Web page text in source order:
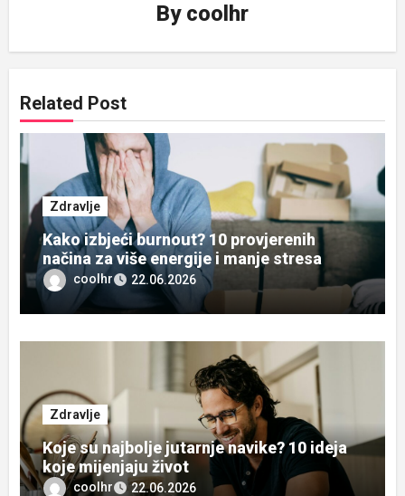
By coolhr
Related Post
Zdravlje
Kako izbjeći burnout? 10 provjerenih
načina za više energije i manje stresa
coolhr 22.06.2026
Zdravlje
Koje su najbolje jutarnje navike? 10 ideja
koje mijenjaju život
coolhr 22.06.2026